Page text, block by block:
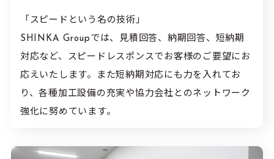
「スピードという名の技術」
SHINKA Groupでは、見積回答、納期回答、短納期
対応など、スピードレスポンスでお客様のご要望にお
応えいたします。また短納期対応にも力を入れてお
り、各種加工設備の充実や協力会社とのネットワーク
強化に努めています。